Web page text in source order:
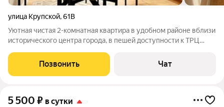
улица Крупской,61В
Уютная чистая 2-комнатная квартира в удобном районе вблизи
исторического центра города, в пешей доступности к ТРЦ
+500 за ночь. Максимальное размещение 4 гостя.
Позвонить Чат
5 500 ₽ в сутки